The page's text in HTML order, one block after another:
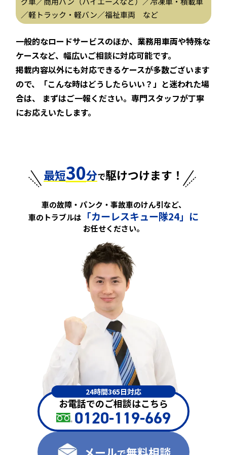
／軽トラック・軽バン／福祉車両 など
一般的なロードサービスのほか、業務用車両や特殊な
ケースなど、幅広いご相談に対応可能です。
掲載内容以外にも対応できるケースが多数ございます
ので、「こんな時はどうしたらいい？」と迷われた場
合は、
まずはご一報ください。専門スタッフが丁寧
にお応えいたします。
最短30分で駆けつけます！
車の故障・パンク・事故車のけん引など、
車のトラブルは
「カーレスキュー隊24」に
お任せください。
24時間365日対応
お電話でのご相談はこちら
0120-119-669